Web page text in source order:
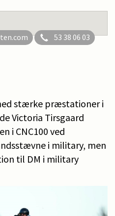
53 38 06 03
stærke præstationer i
Victoria Tirsgaard
i CNC100 ved
i military, men
til DM i military